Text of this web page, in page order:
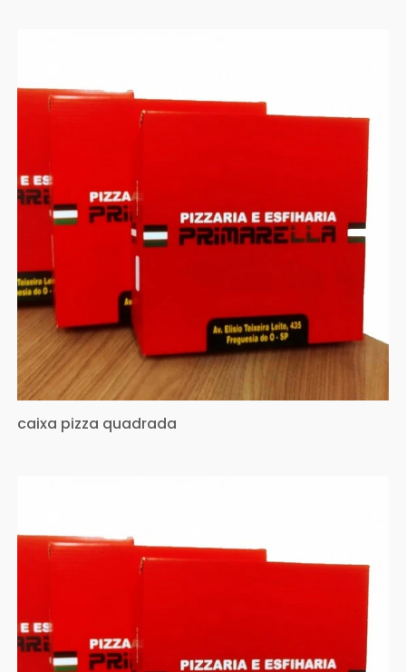
caixa pizza quadrada